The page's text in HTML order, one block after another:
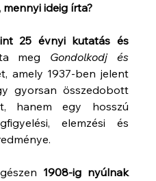
ideig írta?
25 évnyi kutatás és
meg Gondolkodj és
amely 1937-ben jelent
gyorsan összedobott
hanem egy hosszú
elemzési és
1908-ig nyúlnak